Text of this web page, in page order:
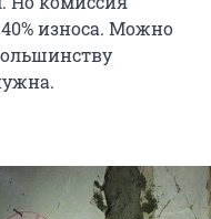
износа. Можно